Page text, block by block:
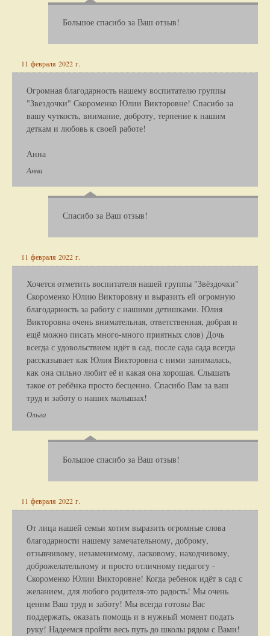
Большое спасибо за Ваш отзыв!
11 февраля 2022 г.
Огромная благодарность нашему воспитателю группы
"Звездочки" Скороменко Юлии Викторовне! Спасибо за
вашу чуткость, внимание, доброту, терпение к нашим
деткам и любовь к своей работе!
Анна
Анна
Спасибо за Ваш отзыв!
11 февраля 2022 г.
Хочется отметить воспитателя нашей группы "Звёздочки"
Скороменко Юлию Викторовну и выразить ей огромную
благодарность за работу с нашими детишками. Юлия
Викторовна очень внимательная, ответственная, добрая и
ещё можно писать много-много приятных слов) Дочь
всегда с удовольствием идёт в сад, после сада сада всегда
рассказывает как Юлия Викторовна с ними занималась,
как она сильно любит её и какая она хорошая. Слышать
такое от ребёнка просто бесценно. Спасибо Вам за ваш
труд и заботу о наших малышах!
Ольга
Большое спасибо за Ваш отзыв!
11 февраля 2022 г.
От лица нашей семьи хотим выразить огромные слова
благодарности нашему замечательному, доброму,
отзывчивому, незаменимому, ласковому, находчивому,
доброжелательному и просто отличному педагогу -
Скороменко Юлии Викторовне! Когда ребенок идёт в сад с
желанием, для любого родителя-это радость! Мы очень
ценим Ваш труд и заботу! Мы всегда готовы Вас
поддержать, оказать помощь и в нужный момент подать
руку! Надеемся пройти весь путь до школы рядом с Вами!